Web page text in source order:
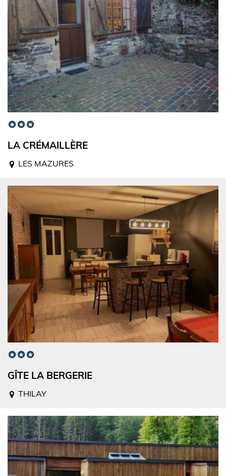
LA CRÉMAILLÈRE
LES MAZURES
GÎTE LA BERGERIE
THILAY